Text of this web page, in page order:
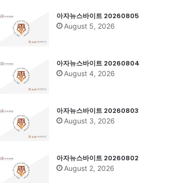
아자뉴스바이트 20260805
August 5, 2026
아자뉴스바이트 20260804
August 4, 2026
아자뉴스바이트 20260803
August 3, 2026
아자뉴스바이트 20260802
August 2, 2026